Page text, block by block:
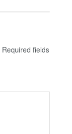
Required fields